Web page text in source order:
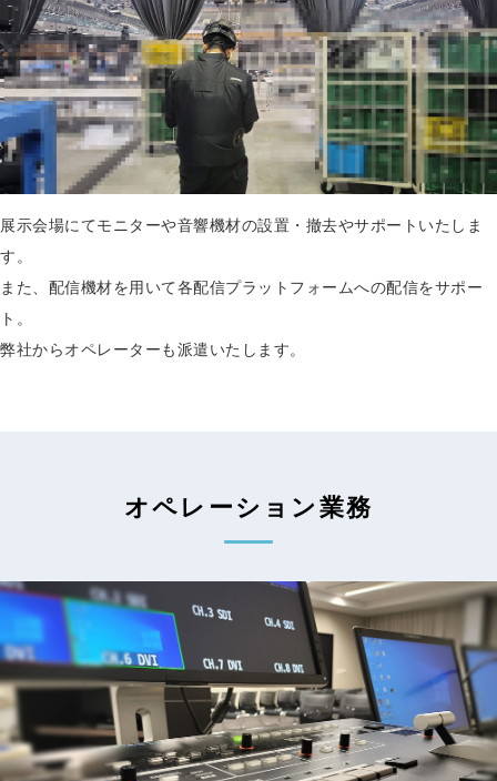
展示会場にてモニターや音響機材の設置・撤去やサポートいたしま
す。
また、配信機材を用いて各配信プラットフォームへの配信をサポー
ト。
弊社からオペレーターも派遣いたします。
オペレーション業務